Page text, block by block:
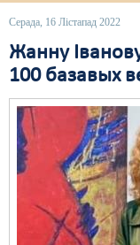
Серада, 16 Лістапад 2022
Жанну
100 базавых
Выбары
Грамадзянскія
Дзяржава
Дыскрымінацыя
Затрыманьні
Карная псыхіятрыя
Пра нас
RSS